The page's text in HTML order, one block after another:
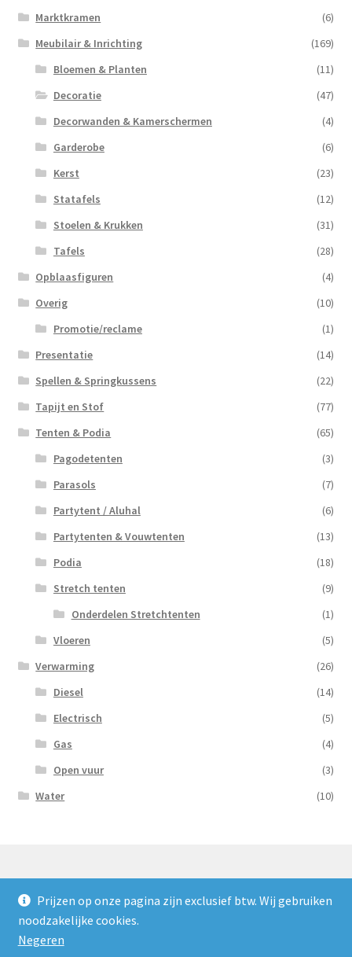
Prijzen op onze pagina zijn exclusief btw. Wij gebruiken
noodzakelijke cookies.
Negeren
Marktkramen
(6)
Meubilair & Inrichting
(169)
Bloemen & Planten
(11)
Decoratie
(47)
Decorwanden & Kamerschermen
(4)
Garderobe
(6)
Kerst
(23)
Statafels
(12)
Stoelen & Krukken
(31)
Tafels
(28)
Opblaasfiguren
(4)
Overig
(10)
Promotie/reclame
(1)
Presentatie
(14)
Spellen & Springkussens
(22)
Tapijt en Stof
(77)
Tenten & Podia
(65)
Pagodetenten
(3)
Parasols
(7)
Partytent / Aluhal
(6)
Partytenten & Vouwtenten
(13)
Podia
(18)
Stretch tenten
(9)
Onderdelen Stretchtenten
(1)
Vloeren
(5)
Verwarming
(26)
Diesel
(14)
Electrisch
(5)
Gas
(4)
Open vuur
(3)
Water
(10)
© Nooijens Verhuur 2026
Privacybeleid
Gebouwd met WooCommerce